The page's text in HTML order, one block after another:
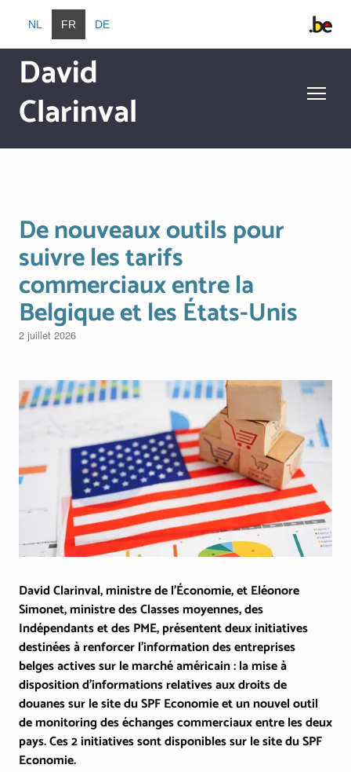
Aller au contenu principal
NL FR DE
David
Clarinval
De nouveaux outils pour
suivre les tarifs
commerciaux entre la
Belgique et les États-Unis
2 juillet 2026
Image
David Clarinval, ministre de l'Économie, et Eléonore
Simonet, ministre des Classes moyennes, des
Indépendants et des PME, présentent deux initiatives
destinées à renforcer l'information des entreprises
belges actives sur le marché américain : la mise à
disposition d’informations relatives aux droits de
douanes sur le site du SPF Economie et un nouvel outil
de monitoring des échanges commerciaux entre les deux
pays. Ces 2 initiatives sont disponibles sur le site du SPF
Economie.